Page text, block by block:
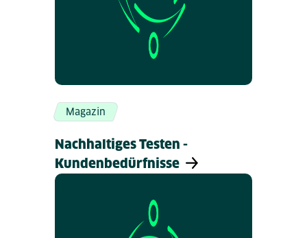
Magazin
Nachhaltiges Testen -
Kundenbedürfnisse